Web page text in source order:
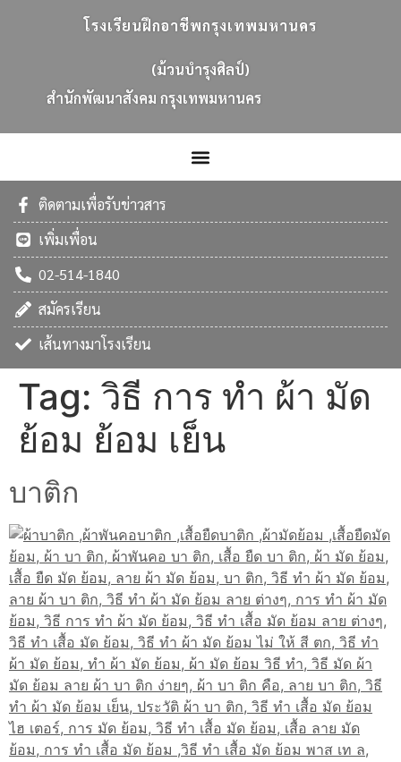
โรงเรียนฝึกอาชีพกรุงเทพมหานคร
(ม้วนบำรุงศิลป์)
สนกพฒนาสงคม กรงเทพมหานคร
ติดตามเพื่อรับข่าวสาร
เพิ่มเพื่อน
02-514-1840
สมัครเรียน
เส้นทางมาโรงเรียน
Tag: วิธี การ ทํา ผ้า มัด
ย้อม ย้อม เย็น
บาติก